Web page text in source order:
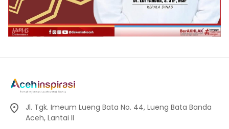
Jl. Tgk. Imeum Lueng Bata No. 44, Lueng Bata Banda
Aceh, Lantai II